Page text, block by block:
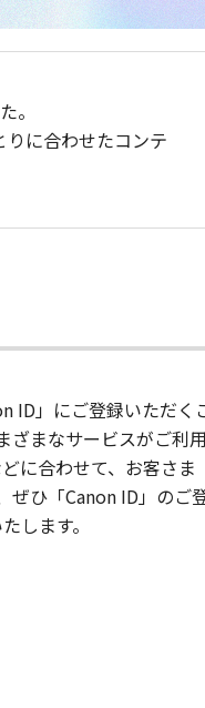
。
に合わせたコンテ
ID」にご登録いただく
ざまなサービスがご利用
に合わせて、お客さま
ぜひ「Canon ID」のご
します。